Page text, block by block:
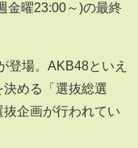
金曜23:00～)の最終
登場。AKB48といえ
める「選抜総選
企画が行われてい